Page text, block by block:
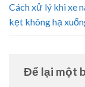
Cách xử lý khi xe
kẹt không hạ
Để lại một